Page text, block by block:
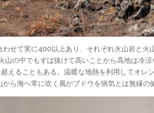
せて実に400以上あり、それぞれ火山岩と
の中でもずば抜けて高いことから高地は冷
えることもある。温暖な地熱を利用してオ
ら海へ常に吹く風がブドウを病気とは無縁の